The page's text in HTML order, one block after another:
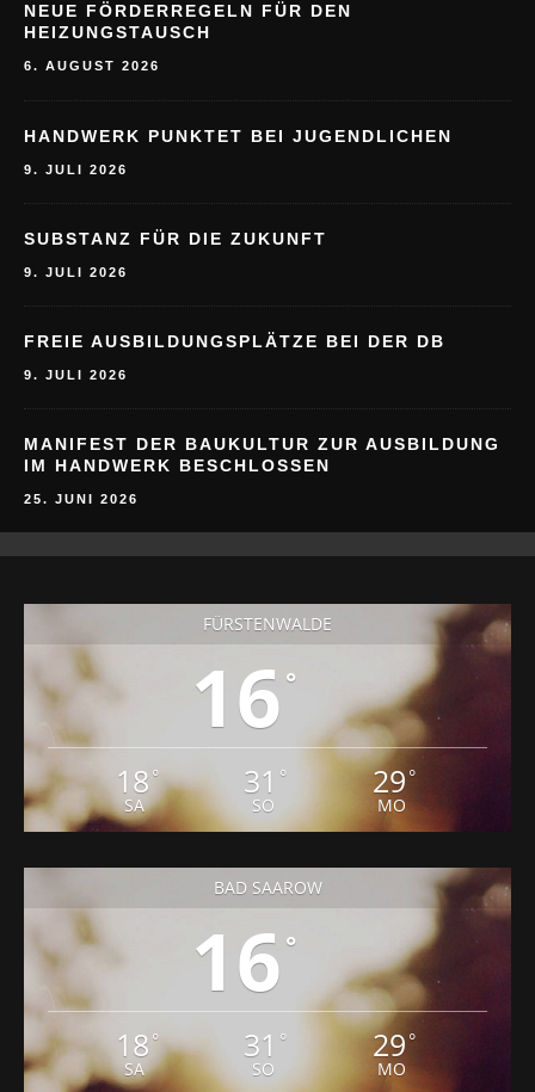
NEUE FÖRDERREGELN FÜR DEN
HEIZUNGSTAUSCH
6. AUGUST 2026
HANDWERK PUNKTET BEI JUGENDLICHEN
9. JULI 2026
SUBSTANZ FÜR DIE ZUKUNFT
9. JULI 2026
FREIE AUSBILDUNGSPLÄTZE BEI DER DB
9. JULI 2026
MANIFEST DER BAUKULTUR ZUR AUSBILDUNG
IM HANDWERK BESCHLOSSEN
25. JUNI 2026
FÜRSTENWALDE
16 °
18 °
SA
31 °
SO
29 °
MO
BAD SAAROW
16 °
18 °
SA
31 °
SO
29 °
MO